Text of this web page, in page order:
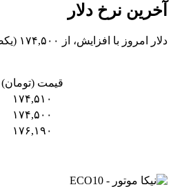
آخرین نرخ دلار
دلار امروز با افزایش، از ۱۷۴,۵۰۰ (یکصد و هفتاد و چهار هزار و پانصد ) تومان به ۱۷۴,۵۱۰ (یکصد و هفتاد و چهار هزار و پانصد و ده ) تومان رسید.
قیمت (تومان)
۱۷۴,۵۱۰
۱۷۴,۵۰۰
۱۷۶,۱۹۰